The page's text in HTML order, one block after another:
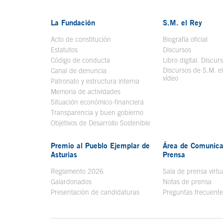
La Fundación
Acto de constitución
Estatutos
Código de conducta
Canal de denuncia
Patronato y estructura interna
Memoria de actividades
Situación económico-financiera
Transparencia y buen gobierno
Objetivos de Desarrollo Sostenible
S.M. el Rey
Biografía oficial
Discursos
Libro digital.
Discursos de S.M.
vídeoSe abre en
Premio al Pueblo Ejemplar de
Asturias
Reglamento 2026
Galardonados
Presentación de candidaturas
Área de
Prensa
Sala de prensa
Notas de prensa
Preguntas